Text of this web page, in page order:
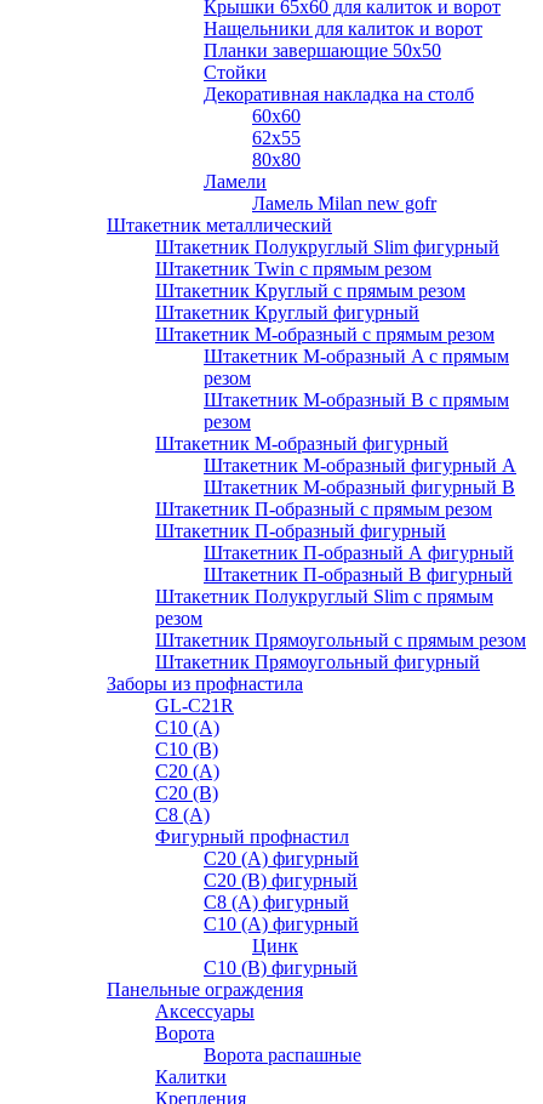
Крышки 65х60 для калиток и ворот
Нащельники для калиток и ворот
Планки завершающие 50х50
Стойки
Декоративная накладка на столб
60х60
62х55
80х80
Ламели
Ламель Milan new gofr
Штакетник металлический
Штакетник Полукруглый Slim фигурный
Штакетник Twin с прямым резом
Штакетник Круглый с прямым резом
Штакетник Круглый фигурный
Штакетник М-образный с прямым резом
Штакетник М-образный A с прямым
резом
Штакетник М-образный B с прямым
резом
Штакетник М-образный фигурный
Штакетник М-образный фигурный A
Штакетник М-образный фигурный B
Штакетник П-образный с прямым резом
Штакетник П-образный фигурный
Штакетник П-образный А фигурный
Штакетник П-образный В фигурный
Штакетник Полукруглый Slim с прямым
резом
Штакетник Прямоугольный с прямым резом
Штакетник Прямоугольный фигурный
Заборы из профнастила
GL-С21R
С10 (A)
С10 (В)
С20 (А)
С20 (В)
С8 (A)
Фигурный профнастил
С20 (A) фигурный
С20 (В) фигурный
С8 (A) фигурный
С10 (A) фигурный
Цинк
С10 (В) фигурный
Панельные ограждения
Аксессуары
Ворота
Ворота распашные
Калитки
Крепления